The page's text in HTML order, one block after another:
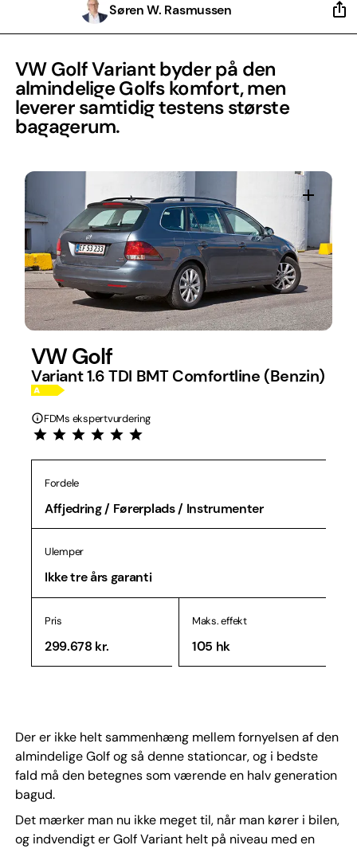
Søren W. Rasmussen
VW Golf Variant byder på den
almindelige Golfs komfort, men
leverer samtidig testens største
bagagerum.
VW Golf
Variant 1.6 TDI BMT Comfortline (Benzin)
FDMs ekspertvurdering
Fordele
Affjedring / Førerplads / Instrumenter
Ulemper
Ikke tre års garanti
Pris
299.678 kr.
Maks. effekt
105 hk
Der er ikke helt sammenhæng mellem fornyelsen af den
almindelige Golf og så denne stationcar, og i bedste
fald må den betegnes som værende en halv generation
bagud.
Det mærker man nu ikke meget til, når man kører i bilen,
og indvendigt er Golf Variant helt på niveau med en